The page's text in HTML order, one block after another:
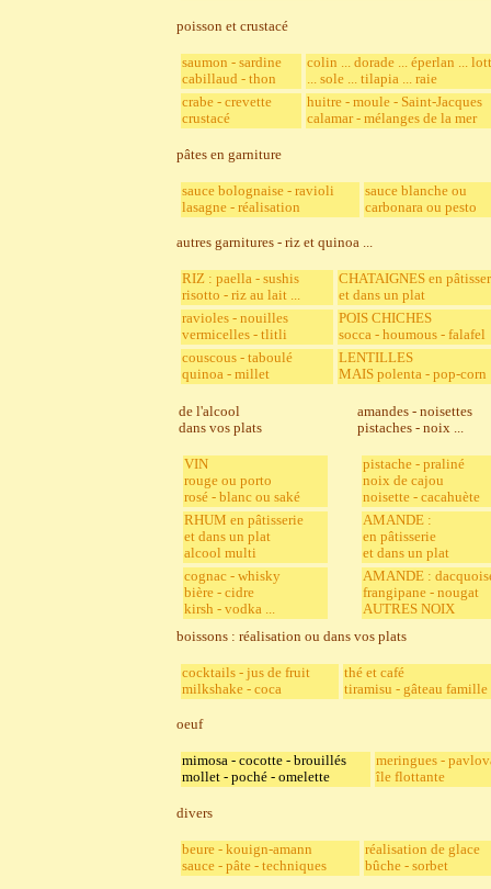
poisson et crustacé
saumon - sardine
cabillaud - thon
colin ... dorade ... éperlan ...
... sole ... tilapia ... raie
crabe - crevette
crustacé
huitre - moule - Saint-Jacques
calamar - mélanges de la mer
pâtes en garniture
sauce bolognaise - ravioli
lasagne - réalisation
sauce blanche ou
carbonara ou pesto
autres garnitures - riz et quinoa ...
RIZ : paella - sushis
risotto - riz au lait ...
CHATAIGNES en
et dans un plat
ravioles - nouilles
vermicelles - tlitli
POIS CHICHES
socca - houmous - falafel
couscous - taboulé
quinoa - millet
LENTILLES
MAIS polenta - pop-corn
de l'alcool
dans vos plats
VIN
rouge ou porto
rosé - blanc ou saké
RHUM en pâtisserie
et dans un plat
alcool multi
cognac - whisky
bière - cidre
kirsh - vodka ...
amandes - noisettes
pistaches - noix ...
pistache - praliné
noix de cajou
noisette - cacahuète
AMANDE :
en pâtisserie
et dans un plat
AMANDE :
frangipane - nougat
AUTRES NOIX
boissons : réalisation ou dans vos plats
cocktails - jus de fruit
milkshake - coca
thé et café
tiramisu - gâteau famille
oeuf
mimosa - cocotte - brouillés
mollet - poché - omelette
meringues -
île flottante
divers
beure - kouign-amann
sauce - pâte - techniques
réalisation de glace
bûche - sorbet